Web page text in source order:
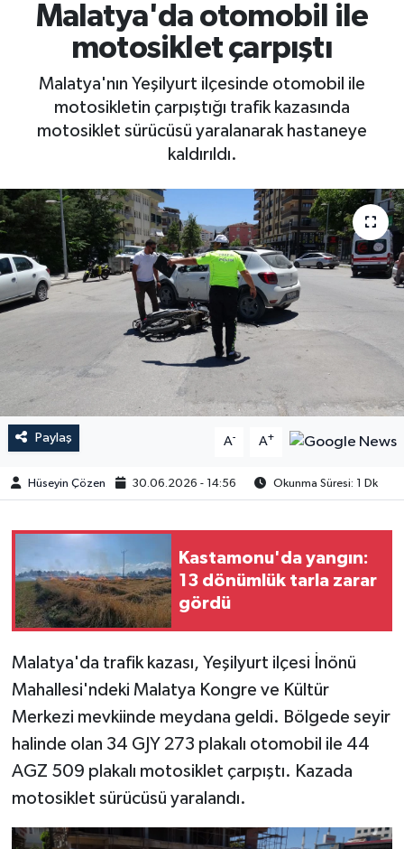
Malatya'da otomobil ile
motosiklet çarpıştı
Malatya'nın Yeşilyurt ilçesinde otomobil ile
motosikletin çarpıştığı trafik kazasında
motosiklet sürücüsü yaralanarak hastaneye
kaldırıldı.
Paylaş A- A+
Hüseyin Çözen 30.06.2026 - 14:56 Okunma Süresi: 1 Dk
Kastamonu'da yangın:
13 dönümlük tarla zarar
gördü
​​Malatya'da trafik kazası, Yeşilyurt ilçesi İnönü
Mahallesi'ndeki Malatya Kongre ve Kültür
Merkezi mevkiinde meydana geldi. Bölgede seyir
halinde olan 34 GJY 273 plakalı otomobil ile 44
AGZ 509 plakalı motosiklet çarpıştı. Kazada
motosiklet sürücüsü yaralandı.